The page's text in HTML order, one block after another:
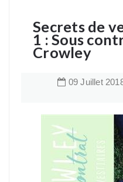
Secrets de
1 : Sous
Crowley
09 Juillet